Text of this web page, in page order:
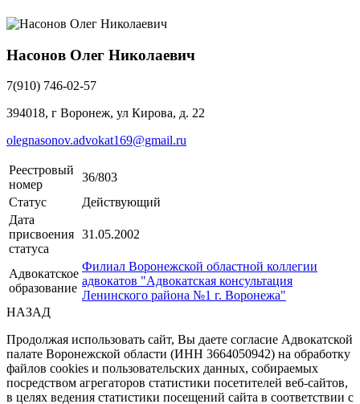
Насонов Олег Николаевич
7(910) 746-02-57
394018, г Воронеж, ул Кирова, д. 22
olegnasonov.advokat169@gmail.ru
Реестровый
номер
36/803
Статус
Действующий
Дата
присвоения
статуса
31.05.2002
Адвокатское
образование
Филиал Воронежской областной коллегии
адвокатов "Адвокатская консультация
Ленинского района №1 г. Воронежа"
НАЗАД
Продолжая использовать сайт, Вы даете согласие Адвокатской
палате Воронежской области (ИНН 3664050942) на обработку
файлов cookies и пользовательских данных, собираемых
посредством агрегаторов статистики посетителей веб-сайтов,
в целях ведения статистики посещений сайта в соответствии с